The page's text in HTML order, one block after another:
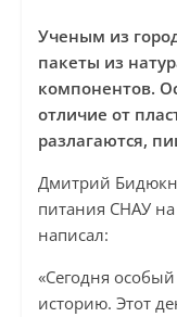
Ученым из
пакеты из
компонентов.
отличие от
разлагаются,
Дмитрий
питания СНАУ на
написал:
«Сегодня
историю. Этот